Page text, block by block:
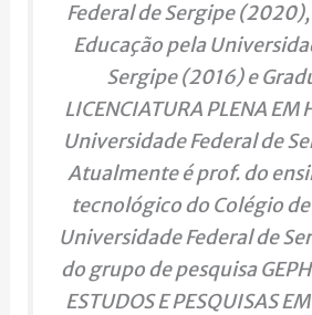
Federal de Sergipe
Educação pela
Sergipe (2016) e
LICENCIATURA PLENA EM
Universidade Federal de
Atualmente é prof. do
tecnológico do Colégio
Universidade Federal de
do grupo de pesquisa
ESTUDOS E PESQUISAS